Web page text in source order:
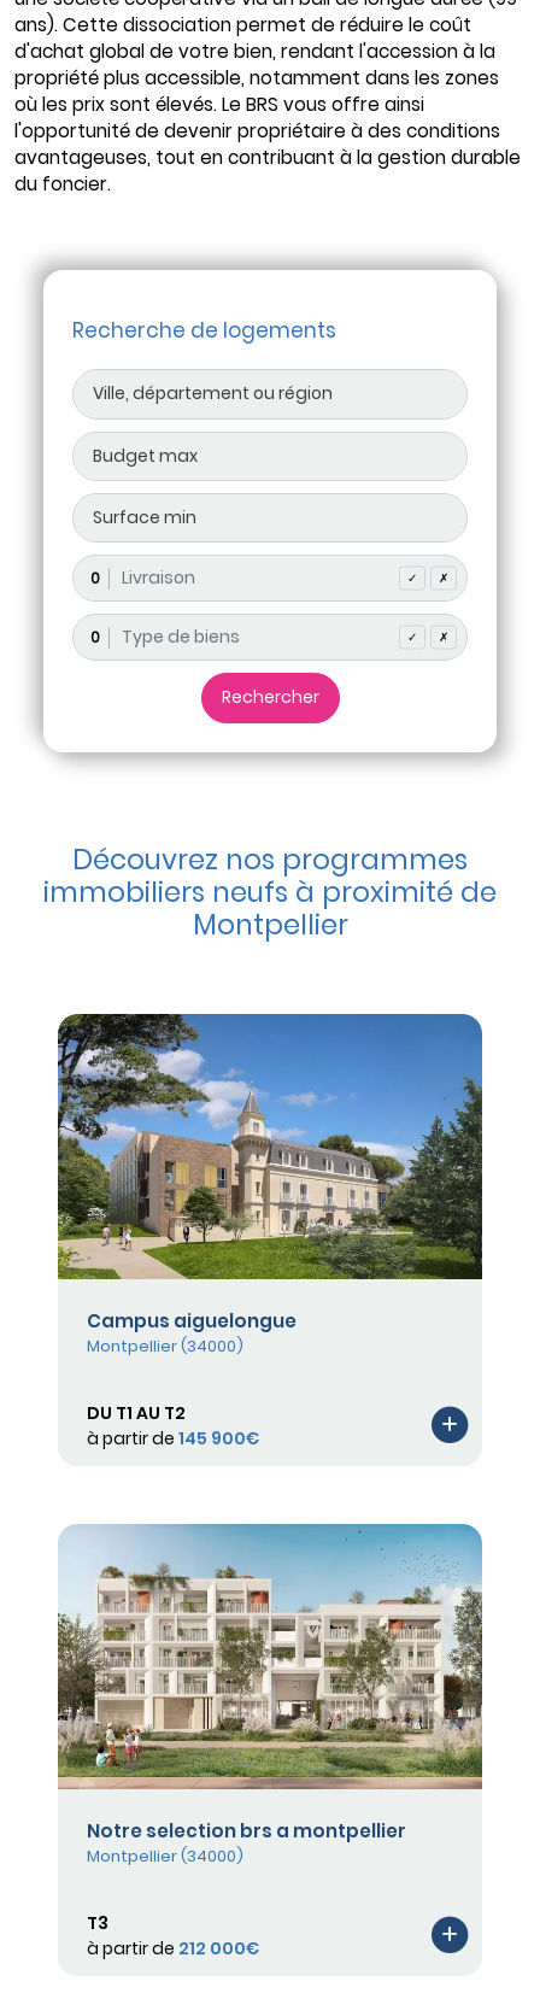
ans). Cette dissociation permet de réduire le coût
d'achat global de votre bien, rendant l'accession à la
propriété plus accessible, notamment dans les zones
où les prix sont élevés. Le BRS vous offre ainsi
l'opportunité de devenir propriétaire à des conditions
avantageuses, tout en contribuant à la gestion durable
du foncier.
Recherche de logements
0 ✓ ✗
0 ✓ ✗
Découvrez nos programmes
immobiliers neufs à proximité de
Montpellier
Campus aiguelongue
Montpellier (34000)
DU T1 AU T2
à partir de 145 900€
Notre selection brs a montpellier
Montpellier (34000)
T3
à partir de 212 000€